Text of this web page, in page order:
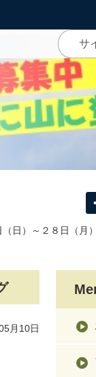
日）～２８日（月
月10日